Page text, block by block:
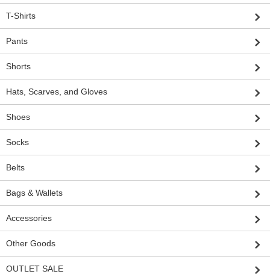
T-Shirts
Pants
Shorts
Hats, Scarves, and Gloves
Shoes
Socks
Belts
Bags & Wallets
Accessories
Other Goods
OUTLET SALE